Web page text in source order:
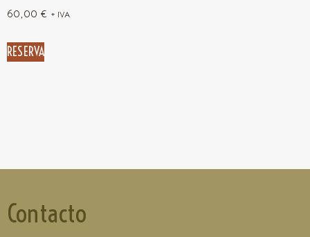
60,00 € + IVA
RESERVA
Contacto